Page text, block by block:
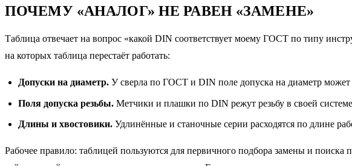
ПОЧЕМУ «АНАЛОГ» НЕ РАВЕН «ЗАМЕНЕ»
Таблица отвечает на вопрос «какой DIN соответствует моему ГОСТ по типу
на которых таблица перестаёт работать:
Допуски на диаметр. У сверла по ГОСТ и DIN поле допуска на диаметр может
Поля допуска резьбы. Метчики и плашки по DIN режут резьбу в своей
Длины и хвостовики. Удлинённые и станочные серии расходятся по длине
Рабочее правило: таблицей пользуются для первичного подбора замены и поиска